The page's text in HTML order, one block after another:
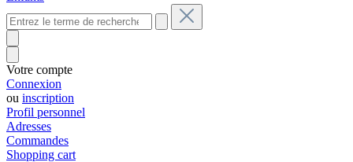
Votre compte
Connexion
ou inscription
Profil personnel
Adresses
Commandes
Shopping cart